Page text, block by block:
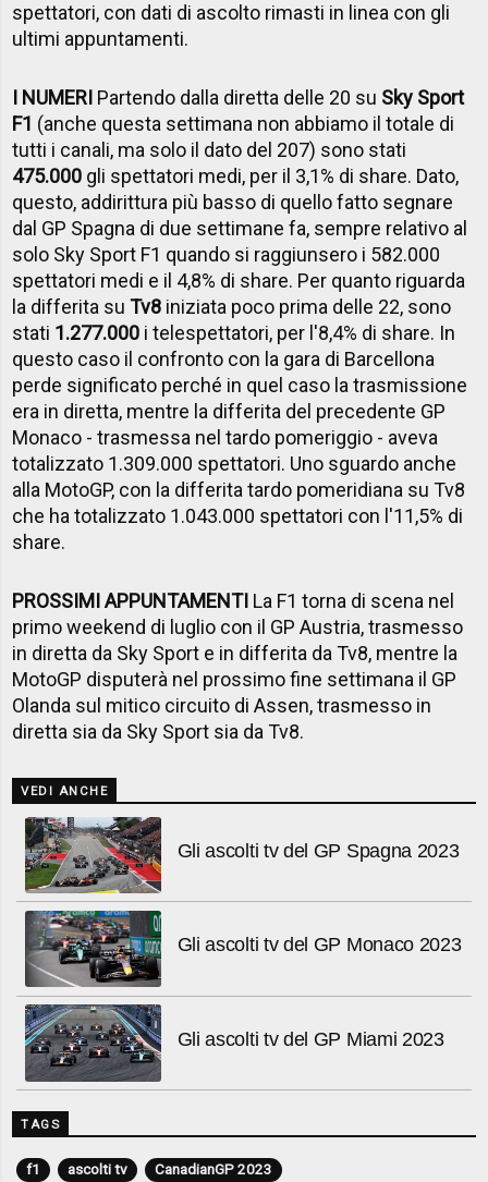
spettatori, con dati di ascolto rimasti in linea con gli
ultimi appuntamenti.
I NUMERI Partendo dalla diretta delle 20 su Sky Sport
F1 (anche questa settimana non abbiamo il totale di
tutti i canali, ma solo il dato del 207) sono stati
475.000 gli spettatori medi, per il 3,1% di share. Dato,
questo, addirittura più basso di quello fatto segnare
dal GP Spagna di due settimane fa, sempre relativo al
solo Sky Sport F1 quando si raggiunsero i 582.000
spettatori medi e il 4,8% di share. Per quanto riguarda
la differita suTv8 iniziata poco prima delle 22, sono
stati 1.277.000 i telespettatori, per l'8,4% di share. In
questo caso il confronto con la gara di Barcellona
perde significato perché in quel caso la trasmissione
era in diretta, mentre la differita del precedente GP
Monaco - trasmessa nel tardo pomeriggio - aveva
totalizzato 1.309.000 spettatori. Uno sguardo anche
alla MotoGP, con la differita tardo pomeridiana su Tv8
che ha totalizzato 1.043.000 spettatori con l'11,5% di
share.
PROSSIMI APPUNTAMENTI La F1 torna di scena nel
primo weekend di luglio con il GP Austria, trasmesso
in diretta da Sky Sport e in differita da Tv8, mentre la
MotoGP disputerà nel prossimo fine settimana il GP
Olanda sul mitico circuito di Assen, trasmesso in
diretta sia da Sky Sport sia da Tv8.
VEDI ANCHE
Gli ascolti tv del GP Spagna 2023
Gli ascolti tv del GP Monaco 2023
Gli ascolti tv del GP Miami 2023
TAGS
f1 ascolti tv CanadianGP 2023